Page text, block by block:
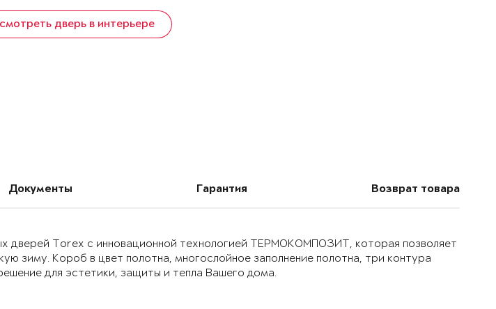
дверь в интерьере
Документы Гарантия Возврат товара
дверей Torex с инновационной технологией ТЕРМОКОМПОЗИТ, которая позволяет
зиму. Короб в цвет полотна, многослойное заполнение полотна, три контура
для эстетики, защиты и тепла Вашего дома.